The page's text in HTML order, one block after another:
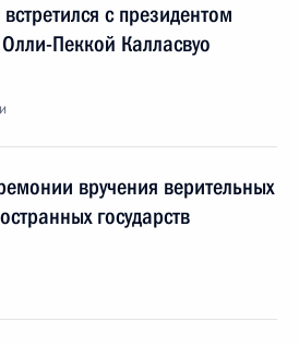
с президентом
Пеккой Калласвуо
вручения верительных
государств